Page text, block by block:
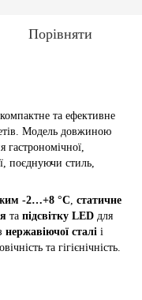
Порівняти
та ефективне
Модель довжиною
гастрономічної,
поєднуючи стиль,
-2…+8 °C статичне
та підсвітку LED для
нержавіючої сталі і
та гігієнічність.